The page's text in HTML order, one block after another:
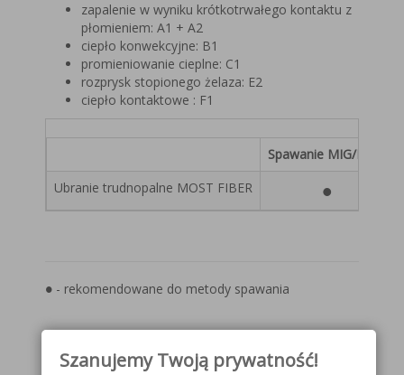
zapalenie w wyniku krótkotrwałego kontaktu z
płomieniem: A1 + A2
ciepło konwekcyjne: B1
promieniowanie cieplne: C1
rozprysk stopionego żelaza: E2
ciepło kontaktowe : F1
Spawanie MIG/MAG
Ubranie trudnopalne MOST FIBER
●
● - rekomendowane do metody spawania
Szanujemy Twoją prywatność!